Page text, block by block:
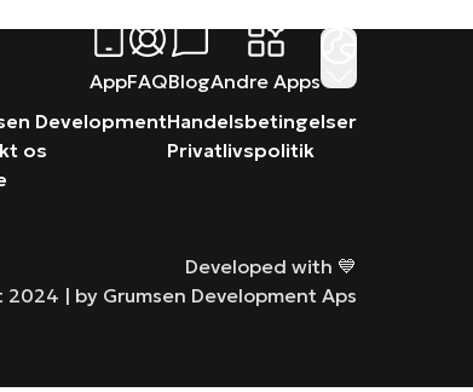
AppFAQBlogAndre Apps
Development
os
Handelsbetingelser
Privatlivspolitik
Developed with 💙
2024 | by Grumsen Development Aps